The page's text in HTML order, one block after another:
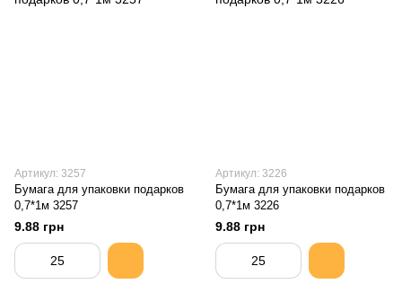
Артикул: 3257
Бумага для упаковки подарков
0,7*1м 3257
9.88 грн
Артикул: 3226
Бумага для упаковки подарков
0,7*1м 3226
9.88 грн